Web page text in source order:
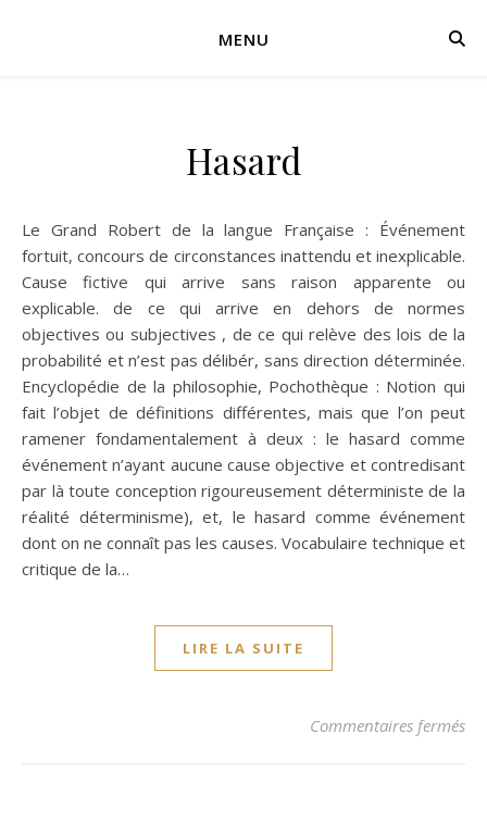
MENU
Hasard
Le Grand Robert de la langue Française : Événement
fortuit, concours de circonstances inattendu et inexplicable.
Cause fictive qui arrive sans raison apparente ou
explicable. de ce qui arrive en dehors de normes
objectives ou subjectives , de ce qui relève des lois de la
probabilité et n’est pas délibér, sans direction déterminée.
Encyclopédie de la philosophie, Pochothèque : Notion qui
fait l’objet de définitions différentes, mais que l’on peut
ramener fondamentalement à deux : le hasard comme
événement n’ayant aucune cause objective et contredisant
par là toute conception rigoureusement déterministe de la
réalité déterminisme), et, le hasard comme événement
dont on ne connaît pas les causes. Vocabulaire technique et
critique de la…
LIRE LA SUITE
Commentaires fermés